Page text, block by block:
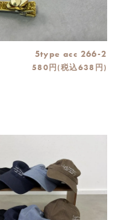
5type acc 266-2
580円(税込638円)